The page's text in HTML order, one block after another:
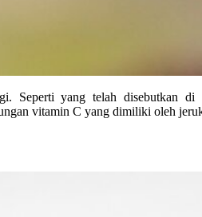
Seperti yang telah disebutkan di
vitamin C yang dimiliki oleh